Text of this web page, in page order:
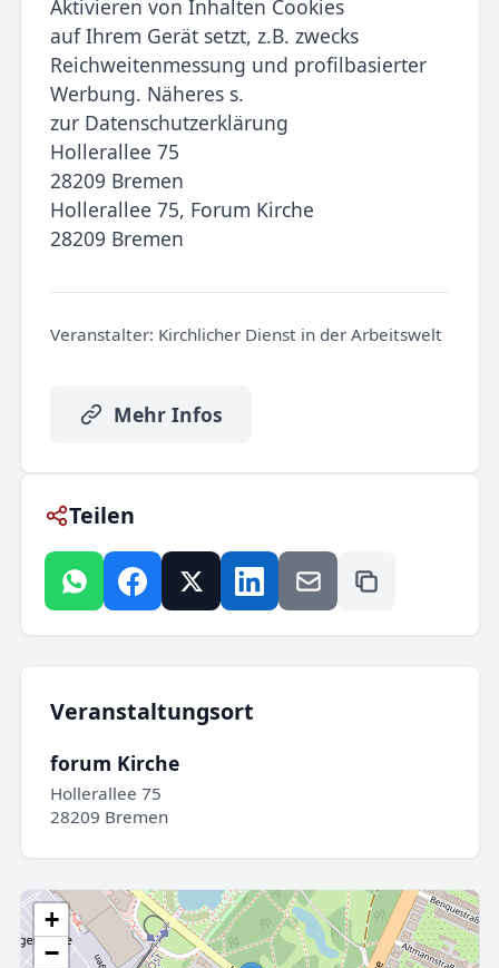
Aktivieren von Inhalten Cookies
auf Ihrem Gerät setzt, z.B. zwecks
Reichweitenmessung und profilbasierter
Werbung. Näheres s.
zur Datenschutzerklärung
Hollerallee 75
28209 Bremen
Hollerallee 75, Forum Kirche
28209 Bremen
Veranstalter: Kirchlicher Dienst in der Arbeitswelt
Mehr Infos
Teilen
Veranstaltungsort
forum Kirche
Hollerallee 75
28209 Bremen
+
−